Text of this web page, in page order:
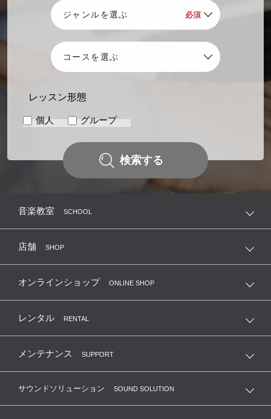
レッスン形態
個人 グループ
検索する
音楽教室 SCHOOL
店舗 SHOP
オンラインショップ ONLINE SHOP
レンタル RENTAL
メンテナンス SUPPORT
サウンドソリューション SOUND SOLUTION